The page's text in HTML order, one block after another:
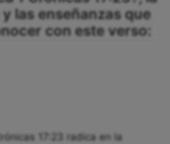
las enseñanzas que
con este verso:
17:23 radica en la